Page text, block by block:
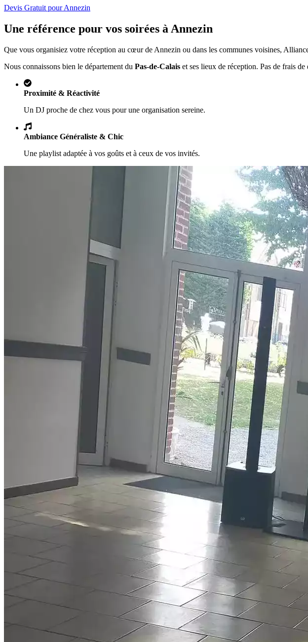
Devis Gratuit pourAnnezin
Une référence pour vos soirées à Annezin
Que vous organisiez votre réception au cœur de Annezin ou dans les communes voisines,
Nous connaissons bien le département du Pas-de-Calais et ses lieux de réception. Pas de frais
Proximité & Réactivité
Un DJ proche de chez vous pour une organisation sereine.
Ambiance Généraliste & Chic
Une playlist adaptée à vos goûts et à ceux de vos invités.